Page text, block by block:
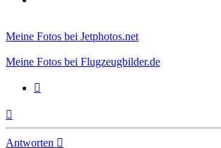
Meine Fotos bei Jetphotos.net
Meine Fotos bei Flugzeugbilder.de
Antworten